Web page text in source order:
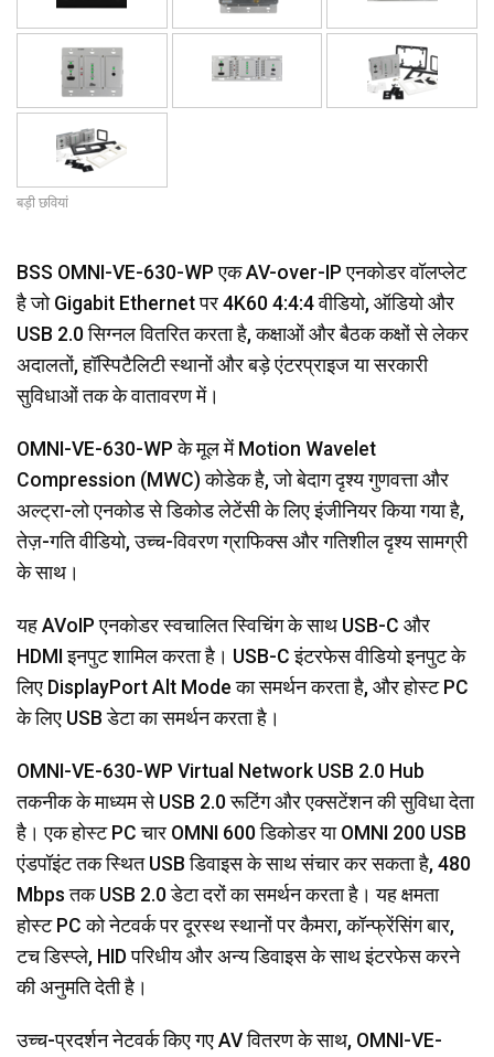
बड़ी छवियां
BSS OMNI-VE-630-WP एक AV-over-IP एनकोडर वॉलप्लेट
है जो Gigabit Ethernet पर 4K60 4:4:4 वीडियो, ऑडियो और
USB 2.0 सिग्नल वितरित करता है, कक्षाओं और बैठक कक्षों से लेकर
अदालतों, हॉस्पिटैलिटी स्थानों और बड़े एंटरप्राइज या सरकारी
सुविधाओं तक के वातावरण में।
OMNI-VE-630-WP के मूल में Motion Wavelet
Compression (MWC) कोडेक है, जो बेदाग दृश्य गुणवत्ता और
अल्ट्रा-लो एनकोड से डिकोड लेटेंसी के लिए इंजीनियर किया गया है,
तेज़-गति वीडियो, उच्च-विवरण ग्राफिक्स और गतिशील दृश्य सामग्री
के साथ।
यह AVoIP एनकोडर स्वचालित स्विचिंग के साथ USB-C और
HDMI इनपुट शामिल करता है। USB-C इंटरफेस वीडियो इनपुट के
लिए DisplayPort Alt Mode का समर्थन करता है, और होस्ट PC
के लिए USB डेटा का समर्थन करता है।
OMNI-VE-630-WP Virtual Network USB 2.0 Hub
तकनीक के माध्यम से USB 2.0 रूटिंग और एक्सटेंशन की सुविधा देता
है। एक होस्ट PC चार OMNI 600 डिकोडर या OMNI 200 USB
एंडपॉइंट तक स्थित USB डिवाइस के साथ संचार कर सकता है, 480
Mbps तक USB 2.0 डेटा दरों का समर्थन करता है। यह क्षमता
होस्ट PC को नेटवर्क पर दूरस्थ स्थानों पर कैमरा, कॉन्फ्रेंसिंग बार,
टच डिस्प्ले, HID परिधीय और अन्य डिवाइस के साथ इंटरफेस करने
की अनुमति देती है।
उच्च-प्रदर्शन नेटवर्क किए गए AV वितरण के साथ, OMNI-VE-